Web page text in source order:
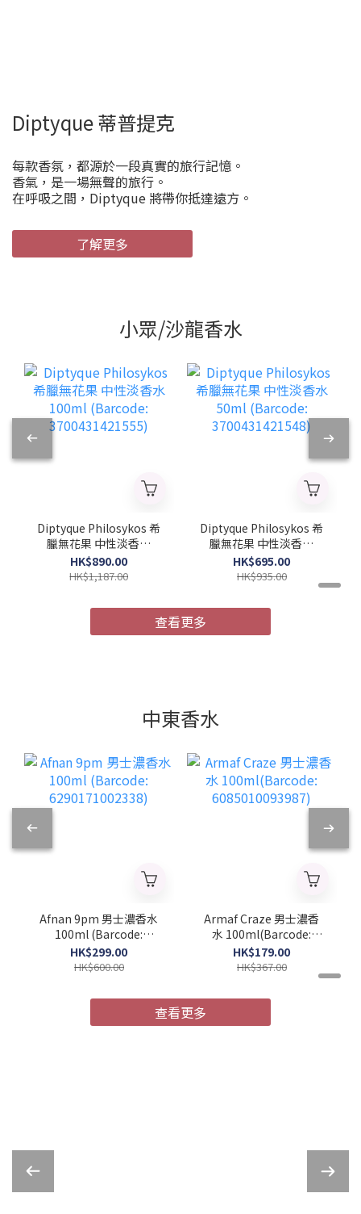
Diptyque 蒂普提克
每款香氛，都源於一段真實的旅行記憶。
香氣，是一場無聲的旅行。
在呼吸之間，Diptyque 將帶你抵達遠方。
了解更多
小眾/沙龍香水
Diptyque Philosykos 希
臘無花果 中性淡香水
100ml (Barcode:
3700431421555)
HK$890.00
HK$1,187.00
Diptyque Philosykos 希
臘無花果 中性淡香水
50ml (Barcode:
3700431421548)
HK$695.00
HK$935.00
查看更多
中東香水
Afnan 9pm 男士濃香水
100ml (Barcode:
6290171002338)
HK$299.00
HK$600.00
Armaf Craze 男士濃香
水 100ml(Barcode:
6085010093987)
HK$179.00
HK$367.00
查看更多